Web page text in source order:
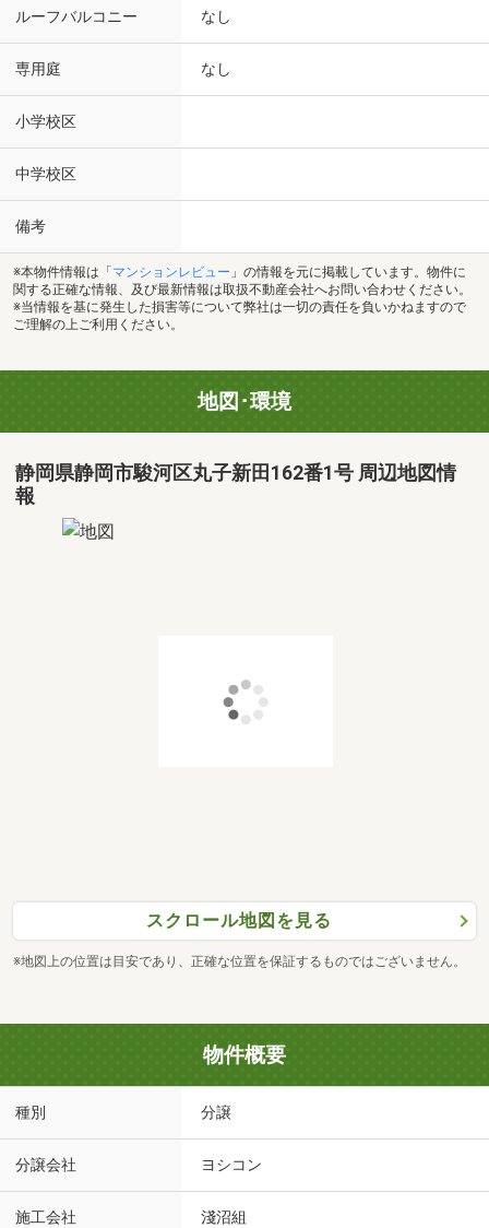
ルーフバルコニー なし
専用庭 なし
小学校区
中学校区
備考
※本物件情報は「 マンションレビュー 」の情報を元に掲載しています。物件に
関する正確な情報、及び最新情報は取扱不動産会社へお問い合わせください。
※当情報を基に発生した損害等について弊社は一切の責任を負いかねますので
ご理解の上ご利用ください。
地図･環境
静岡県静岡市駿河区丸子新田162番1号 周辺地図情
報
スクロール地図を見る
※地図上の位置は目安であり、正確な位置を保証するものではございません。
物件概要
種別 分譲
分譲会社 ヨシコン
施工会社 淺沼組